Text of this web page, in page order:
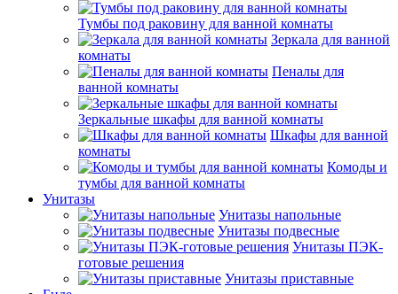
Тумбы под раковину для ванной комнаты
Зеркала для ванной
комнаты
Пеналы для
ванной комнаты
Зеркальные шкафы для ванной комнаты
Шкафы для ванной
комнаты
Комоды и
тумбы для ванной комнаты
Унитазы
Унитазы напольные
Унитазы подвесные
Унитазы ПЭК-
готовые решения
Унитазы приставные